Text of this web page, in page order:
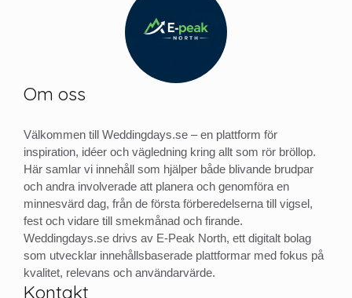
Om oss
Välkommen till Weddingdays.se – en plattform för
inspiration, idéer och vägledning kring allt som rör bröllop.
Här samlar vi innehåll som hjälper både blivande brudpar
och andra involverade att planera och genomföra en
minnesvärd dag, från de första förberedelserna till vigsel,
fest och vidare till smekmånad och firande.
Weddingdays.se drivs av E-Peak North, ett digitalt bolag
som utvecklar innehållsbaserade plattformar med fokus på
kvalitet, relevans och användarvärde.
Kontakt